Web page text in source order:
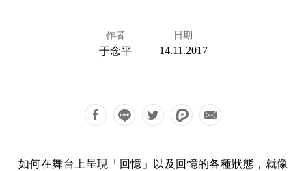
作者
于念平
日期
14.11.2017
如何在舞台上呈現「回憶」以及回憶的各種狀態，就像